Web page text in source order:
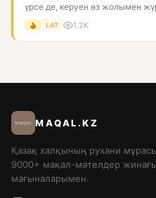
үрсе де, керуен өз жолымен
біре...
LAT 1.2K
MAQAL.KZ
Қазақ халқының рухани
9000+ мақал-мәтелдер
мағыналарымен.